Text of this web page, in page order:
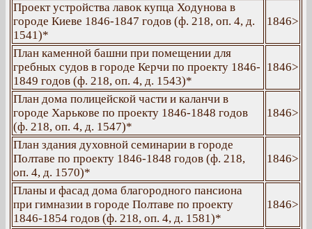
Проект устройства лавок купца Ходунова в
городе Киеве 1846-1847 годов (ф. 218, оп. 4, д.
1541)*
1846>
План каменной башни при помещении для
гребных судов в городе Керчи по проекту 1846-
1849 годов (ф. 218, оп. 4, д. 1543)*
1846>
План дома полицейской части и каланчи в
городе Харькове по проекту 1846-1848 годов
(ф. 218, оп. 4, д. 1547)*
1846>
План здания духовной семинарии в городе
Полтаве по проекту 1846-1848 годов (ф. 218,
оп. 4, д. 1570)*
1846>
Планы и фасад дома благородного пансиона
при гимназии в городе Полтаве по проекту
1846-1854 годов (ф. 218, оп. 4, д. 1581)*
1846>